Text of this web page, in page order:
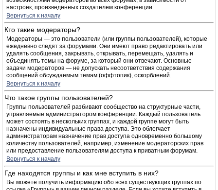
настроек, произведённых создателем конференции.
Вернуться к началу
Кто такие модераторы?
Модераторы — это пользователи (или группы пользователей), которые
ежедневно следят за форумами. Они имеют право редактировать или
удалять сообщения, закрывать, открывать, перемещать, удалять и
объединять темы на форуме, за который они отвечают. Основные
задачи модераторов — не допускать несоответствия содержания
сообщений обсуждаемым темам (оффтопик), оскорблений.
Вернуться к началу
Что такое группы пользователей?
Группы пользователей разбивают сообщество на структурные части,
управляемые администратором конференции. Каждый пользователь
может состоять в нескольких группах, и каждой группе могут быть
назначены индивидуальные права доступа. Это облегчает
администраторам назначение прав доступа одновременно большому
количеству пользователей, например, изменение модераторских прав
или предоставление пользователям доступа к приватным форумам.
Вернуться к началу
Где находятся группы и как мне вступить в них?
Вы можете получить информацию обо всех существующих группах по